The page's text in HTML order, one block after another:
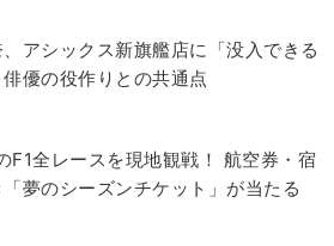
アシックス新旗艦店に「没入できる
優の役作りとの共通点
F1全レースを現地観戦！ 航空券・宿
夢のシーズンチケット」が当たる